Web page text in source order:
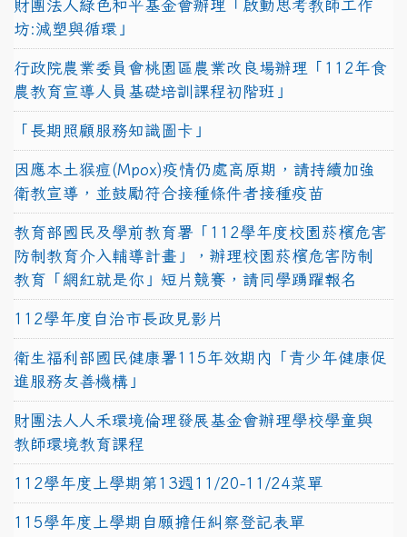
財團法人綠色和平基金會辦理「啟動思考教師工作
坊:減塑與循環」
行政院農業委員會桃園區農業改良場辦理「112年食
農教育宣導人員基礎培訓課程初階班」
「長期照顧服務知識圖卡」
因應本土猴痘(Mpox)疫情仍處高原期，請持續加強
衛教宣導，並鼓勵符合接種條件者接種疫苗
教育部國民及學前教育署「112學年度校園菸檳危害
防制教育介入輔導計畫」，辦理校園菸檳危害防制
教育「網紅就是你」短片競賽，請同學踴躍報名
112學年度自治市長政見影片
衛生福利部國民健康署115年效期內「青少年健康促
進服務友善機構」
財團法人人禾環境倫理發展基金會辦理學校學童與
教師環境教育課程
112學年度上學期第13週11/20-11/24菜單
115學年度上學期自願擔任糾察登記表單